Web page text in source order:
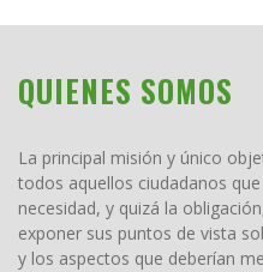
QUIENES SOMOS
La principal misión y único
todos aquellos ciudadanos
necesidad, y quizá la
exponer sus puntos de vista
y los aspectos que deberían